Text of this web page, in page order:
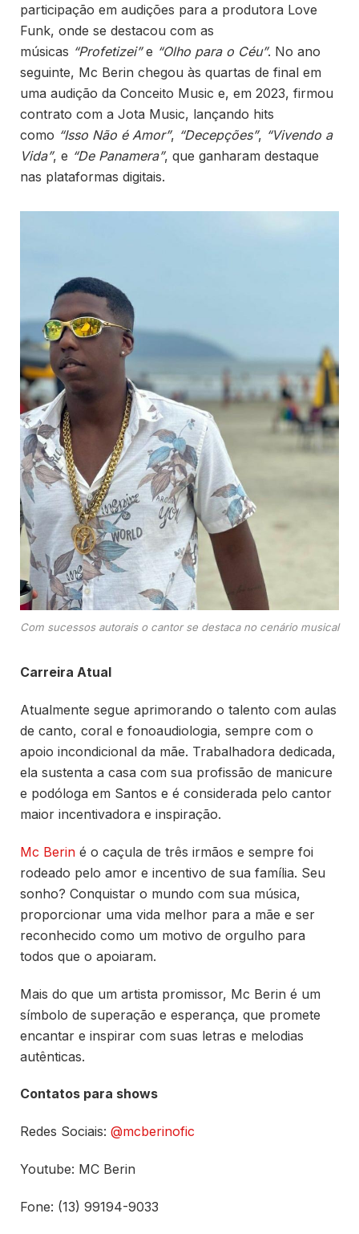
participação em audições para a produtora Love
Funk, onde se destacou com as
músicas “Profetizei”e “Olho para o Céu”. No ano
seguinte, Mc Berin chegou às quartas de final em
uma audição da Conceito Music e, em 2023, firmou
contrato com a Jota Music, lançando hits
como “Isso Não é Amor”, “Decepções”, “Vivendo a
Vida”, e “De Panamera”, que ganharam destaque
nas plataformas digitais.
Com sucessos autorais o cantor se destaca no cenário musical
Carreira Atual
Atualmente segue aprimorando o talento com aulas
de canto, coral e fonoaudiologia, sempre com o
apoio incondicional da mãe. Trabalhadora dedicada,
ela sustenta a casa com sua profissão de manicure
e podóloga em Santos e é considerada pelo cantor
maior incentivadora e inspiração.
Mc Berin é o caçula de três irmãos e sempre foi
rodeado pelo amor e incentivo de sua família. Seu
sonho? Conquistar o mundo com sua música,
proporcionar uma vida melhor para a mãe e ser
reconhecido como um motivo de orgulho para
todos que o apoiaram.
Mais do que um artista promissor, Mc Berin é um
símbolo de superação e esperança, que promete
encantar e inspirar com suas letras e melodias
autênticas.
Contatos para shows
Redes Sociais: @mcberinofic
Youtube: MC Berin
Fone: (13) 99194-9033